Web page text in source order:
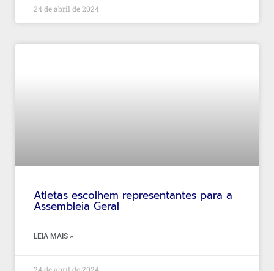
24 de abril de 2024
Atletas escolhem representantes para a
Assembleia Geral
LEIA MAIS »